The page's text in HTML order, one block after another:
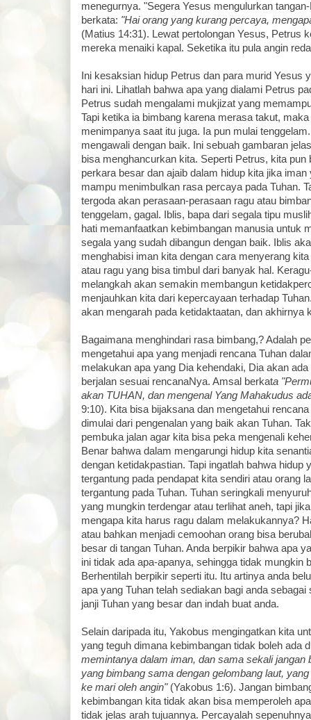
menegurnya. "Segera Yesus mengulurkan
berkata: "Hai orang yang kurang percaya,
(Matius 14:31). Lewat pertolongan Yesus, Petrus
mereka menaiki kapal. Seketika itu pula angin
Ini kesaksian hidup Petrus dan para murid Yesus
hari ini. Lihatlah bahwa apa yang dialami Petrus
Petrus sudah mengalami mukjizat yang
Tapi ketika ia bimbang karena merasa takut,
menimpanya saat itu juga. Ia pun mulai
mengawali dengan baik. Ini sebuah gambaran
bisa menghancurkan kita. Seperti Petrus, kita
perkara besar dan ajaib dalam hidup kita jika
mampu menimbulkan rasa percaya pada Tuhan.
tergoda akan perasaan-perasaan ragu atau
tenggelam, gagal. Iblis, bapa dari segala tipu
hati memanfaatkan kebimbangan manusia untuk
segala yang sudah dibangun dengan baik. Iblis
menghabisi iman kita dengan cara menyerang
atau ragu yang bisa timbul dari banyak hal.
melangkah akan semakin membangun
menjauhkan kita dari kepercayaan terhadap
akan mengarah pada ketidaktaatan, dan akhirnya
Bagaimana menghindari rasa bimbang,? Adalah
mengetahui apa yang menjadi rencana Tuhan
melakukan apa yang Dia kehendaki, Dia akan
berjalan sesuai rencanaNya. Amsal berkata
akan TUHAN, dan mengenal Yang Mahakudus
9:10). Kita bisa bijaksana dan mengetahui
dimulai dari pengenalan yang baik akan Tuhan.
pembuka jalan agar kita bisa peka mengenali
Benar bahwa dalam mengarungi hidup kita
dengan ketidakpastian. Tapi ingatlah bahwa hidup
tergantung pada pendapat kita sendiri atau orang
tergantung pada Tuhan. Tuhan seringkali
yang mungkin terdengar atau terlihat aneh, tapi
mengapa kita harus ragu dalam melakukannya?
atau bahkan menjadi cemoohan orang bisa
besar di tangan Tuhan. Anda berpikir bahwa apa
ini tidak ada apa-apanya, sehingga tidak mungkin
Berhentilah berpikir seperti itu. Itu artinya anda
apa yang Tuhan telah sediakan bagi anda
janji Tuhan yang besar dan indah buat anda.
Selain daripada itu, Yakobus mengingatkan kita
yang teguh dimana kebimbangan tidak boleh ada
memintanya dalam iman, dan sama sekali jangan
yang bimbang sama dengan gelombang laut,
ke mari oleh angin" (Yakobus 1:6). Jangan
kebimbangan kita tidak akan bisa memperoleh
tidak jelas arah tujuannya. Percayalah